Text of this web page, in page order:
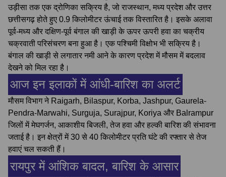
उड़ीसा तक एक द्रोणिका सक्रिय है, जो राजस्थान, मध्य प्रदेश और उत्तर
छत्तीसगढ़ होते हुए 0.9 किलोमीटर ऊंचाई तक विस्तारित है। इसके अलावा
पूर्व-मध्य और दक्षिण-पूर्व बंगाल की खाड़ी के ऊपर ऊपरी हवा का चक्रीय
चक्रवाती परिसंचरण बना हुआ है। एक पश्चिमी विक्षोभ भी सक्रिय है।
बंगाल की खाड़ी से लगातार नमी आने के कारण प्रदेश में मौसम में बदलाव
देखने को मिल रहा है।
आज इन इलाकों में आंधी-बारिश का अलर्ट
मौसम विभाग ने Raigarh, Bilaspur, Korba, Jashpur, Gaurela-
Pendra-Marwahi, Surguja, Surajpur, Koriya और Balrampur
जिलों में मेघगर्जन, आकाशीय बिजली, तेज हवा और हल्की बारिश की संभावना
जताई है। इन क्षेत्रों में 30 से 40 किलोमीटर प्रति घंटे की रफ्तार से तेज
हवाएं चल सकती हैं।
रायपुर में आंशिक बादल, बारिश के आसार